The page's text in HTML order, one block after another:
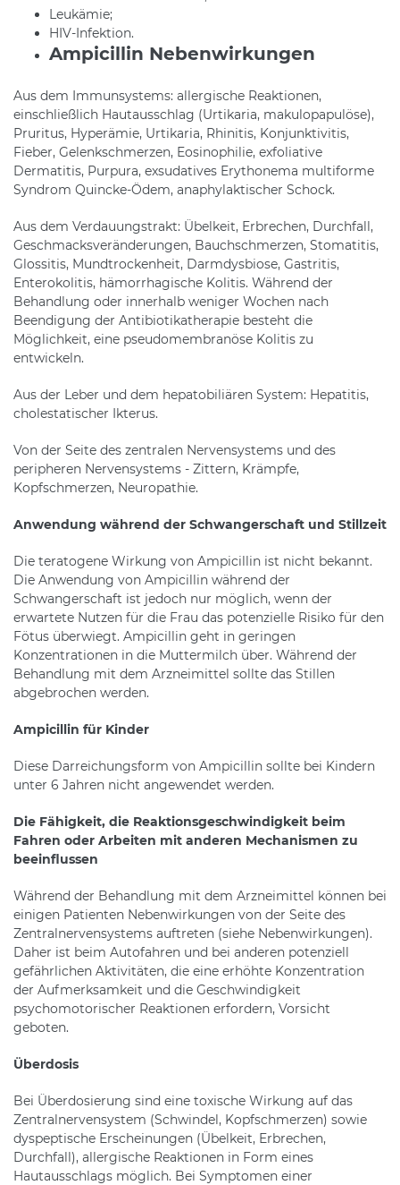
Leukämie;
HIV-Infektion.
Ampicillin Nebenwirkungen
Aus dem Immunsystems: allergische Reaktionen,
einschließlich Hautausschlag (Urtikaria, makulopapulöse),
Pruritus, Hyperämie, Urtikaria, Rhinitis, Konjunktivitis,
Fieber, Gelenkschmerzen, Eosinophilie, exfoliative
Dermatitis, Purpura, exsudatives Erythonema multiforme
Syndrom Quincke-Ödem, anaphylaktischer Schock.
Aus dem Verdauungstrakt: Übelkeit, Erbrechen, Durchfall,
Geschmacksveränderungen, Bauchschmerzen, Stomatitis,
Glossitis, Mundtrockenheit, Darmdysbiose, Gastritis,
Enterokolitis, hämorrhagische Kolitis. Während der
Behandlung oder innerhalb weniger Wochen nach
Beendigung der Antibiotikatherapie besteht die
Möglichkeit, eine pseudomembranöse Kolitis zu
entwickeln.
Aus der Leber und dem hepatobiliären System: Hepatitis,
cholestatischer Ikterus.
Von der Seite des zentralen Nervensystems und des
peripheren Nervensystems - Zittern, Krämpfe,
Kopfschmerzen, Neuropathie.
Anwendung während der Schwangerschaft und Stillzeit
Die teratogene Wirkung von Ampicillin ist nicht bekannt.
Die Anwendung von Ampicillin während der
Schwangerschaft ist jedoch nur möglich, wenn der
erwartete Nutzen für die Frau das potenzielle Risiko für den
Fötus überwiegt. Ampicillin geht in geringen
Konzentrationen in die Muttermilch über. Während der
Behandlung mit dem Arzneimittel sollte das Stillen
abgebrochen werden.
Ampicillin für Kinder
Diese Darreichungsform von Ampicillin sollte bei Kindern
unter 6 Jahren nicht angewendet werden.
Die Fähigkeit, die Reaktionsgeschwindigkeit beim
Fahren oder Arbeiten mit anderen Mechanismen zu
beeinflussen
Während der Behandlung mit dem Arzneimittel können bei
einigen Patienten Nebenwirkungen von der Seite des
Zentralnervensystems auftreten (siehe Nebenwirkungen).
Daher ist beim Autofahren und bei anderen potenziell
gefährlichen Aktivitäten, die eine erhöhte Konzentration
der Aufmerksamkeit und die Geschwindigkeit
psychomotorischer Reaktionen erfordern, Vorsicht
geboten.
Überdosis
Bei Überdosierung sind eine toxische Wirkung auf das
Zentralnervensystem (Schwindel, Kopfschmerzen) sowie
dyspeptische Erscheinungen (Übelkeit, Erbrechen,
Durchfall), allergische Reaktionen in Form eines
Hautausschlags möglich. Bei Symptomen einer